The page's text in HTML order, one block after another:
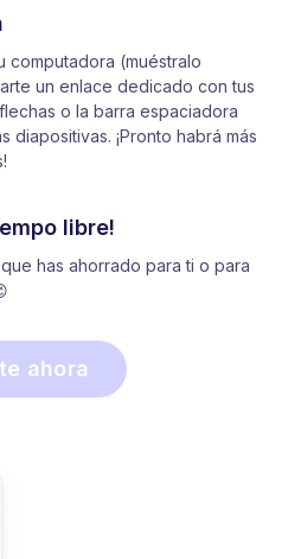
computadora (muéstralo
un enlace dedicado con tus
o la barra espaciadora
diapositivas. ¡Pronto habrá más
libre!
has ahorrado para ti o para
ahora